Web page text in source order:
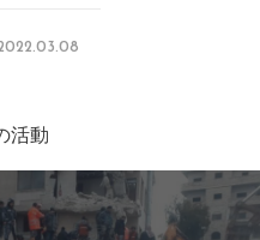
活動